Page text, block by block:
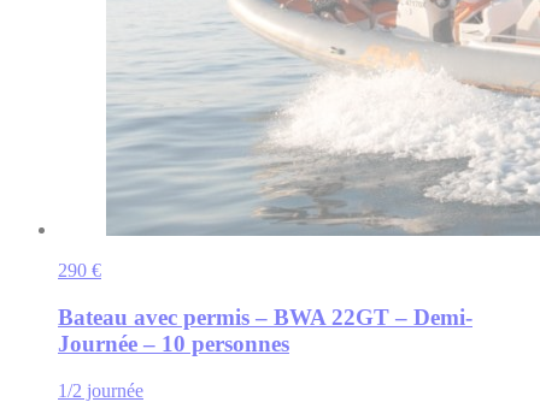
290 €
Bateau avec permis – BWA 22GT – Demi-
Journée – 10 personnes
1/2 journée